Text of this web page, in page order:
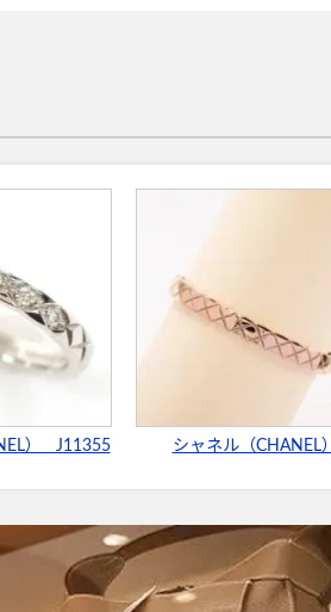
） J11355 シャネル（CHANEL）